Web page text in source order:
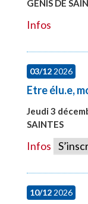
GENIS DE
Infos
03/122026
Etre élu.e,
Jeudi 3
SAINTES
Infos
10/122026